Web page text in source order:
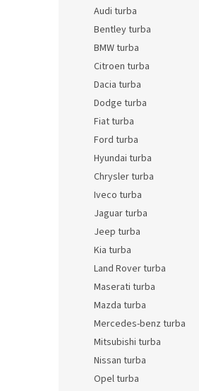
Audi turba
Bentley turba
BMW turba
Citroen turba
Dacia turba
Dodge turba
Fiat turba
Ford turba
Hyundai turba
Chrysler turba
Iveco turba
Jaguar turba
Jeep turba
Kia turba
Land Rover turba
Maserati turba
Mazda turba
Mercedes-benz turba
Mitsubishi turba
Nissan turba
Opel turba